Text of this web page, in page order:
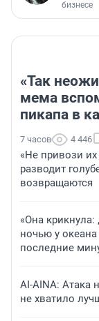
бизнесе
«Так
мема
пикапа в
7 часов 4 446
«Не привози
разводит
возвращаются
«Она крикнула:
ночью у
последние
AI-AINA: Атака
не хватило